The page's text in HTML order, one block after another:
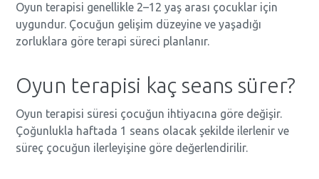
Oyun terapisi genellikle 2–12 yaş arası çocuklar için
uygundur. Çocuğun gelişim düzeyine ve yaşadığı
zorluklara göre terapi süreci planlanır.
Oyun terapisi kaç seans sürer?
Oyun terapisi süresi çocuğun ihtiyacına göre değişir.
Çoğunlukla haftada 1 seans olacak şekilde ilerlenir ve
süreç çocuğun ilerleyişine göre değerlendirilir.